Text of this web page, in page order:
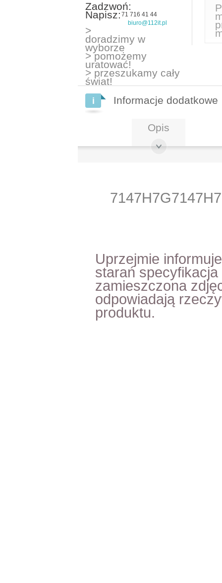
Zadzwoń:
71 716 41 44
Napisz:
biuro@112it.pl
>
doradzimy w
wyborze
> pomożemy
uratować!
> przeszukamy cały
świat!
Informacje dodatkowe
Opis
Uprzejmie
starań
zamieszczona
odpowiadają
produktu.